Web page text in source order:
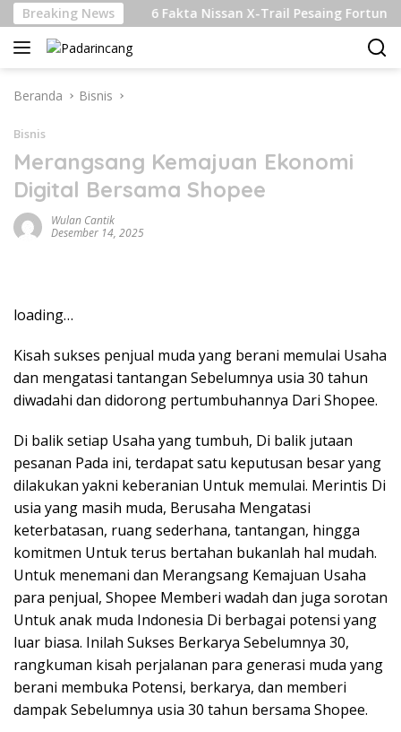
Langsung
ke
konten
Breaking News6 Fakta Nissan X-Trail Pesaing Fortuner dan
Beranda Bisnis
Bisnis
Merangsang Kemajuan Ekonomi
Digital Bersama Shopee
Wulan Cantik
Desember 14, 2025
loading…
Kisah sukses penjual muda yang berani memulai Usaha
dan mengatasi tantangan Sebelumnya usia 30 tahun
diwadahi dan didorong pertumbuhannya Dari Shopee.
Di balik setiap Usaha yang tumbuh, Di balik jutaan
pesanan Pada ini, terdapat satu keputusan besar yang
dilakukan yakni keberanian Untuk memulai. Merintis Di
usia yang masih muda, Berusaha Mengatasi
keterbatasan, ruang sederhana, tantangan, hingga
komitmen Untuk terus bertahan bukanlah hal mudah.
Untuk menemani dan Merangsang Kemajuan Usaha
para penjual, Shopee Memberi wadah dan juga sorotan
Untuk anak muda Indonesia Di berbagai potensi yang
luar biasa. Inilah Sukses Berkarya Sebelumnya 30,
rangkuman kisah perjalanan para generasi muda yang
berani membuka Potensi, berkarya, dan memberi
dampak Sebelumnya usia 30 tahun bersama Shopee.